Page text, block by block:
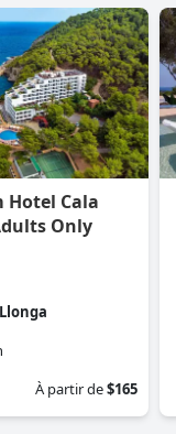
Hotel Cala
Only
À partir de$165